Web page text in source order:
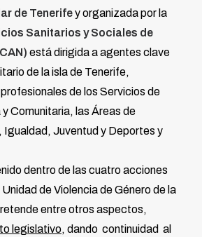
de Tenerifey organizada por la
Sanitarios y Sociales de
está dirigida a agentes clave
de la isla de Tenerife,
de los Servicios de
Comunitaria, las Áreas de
Igualdad, Juventud y Deportes y
dentro de las cuatro acciones
de Violencia de Género de la
entre otros aspectos,
legislativo, dando continuidad al